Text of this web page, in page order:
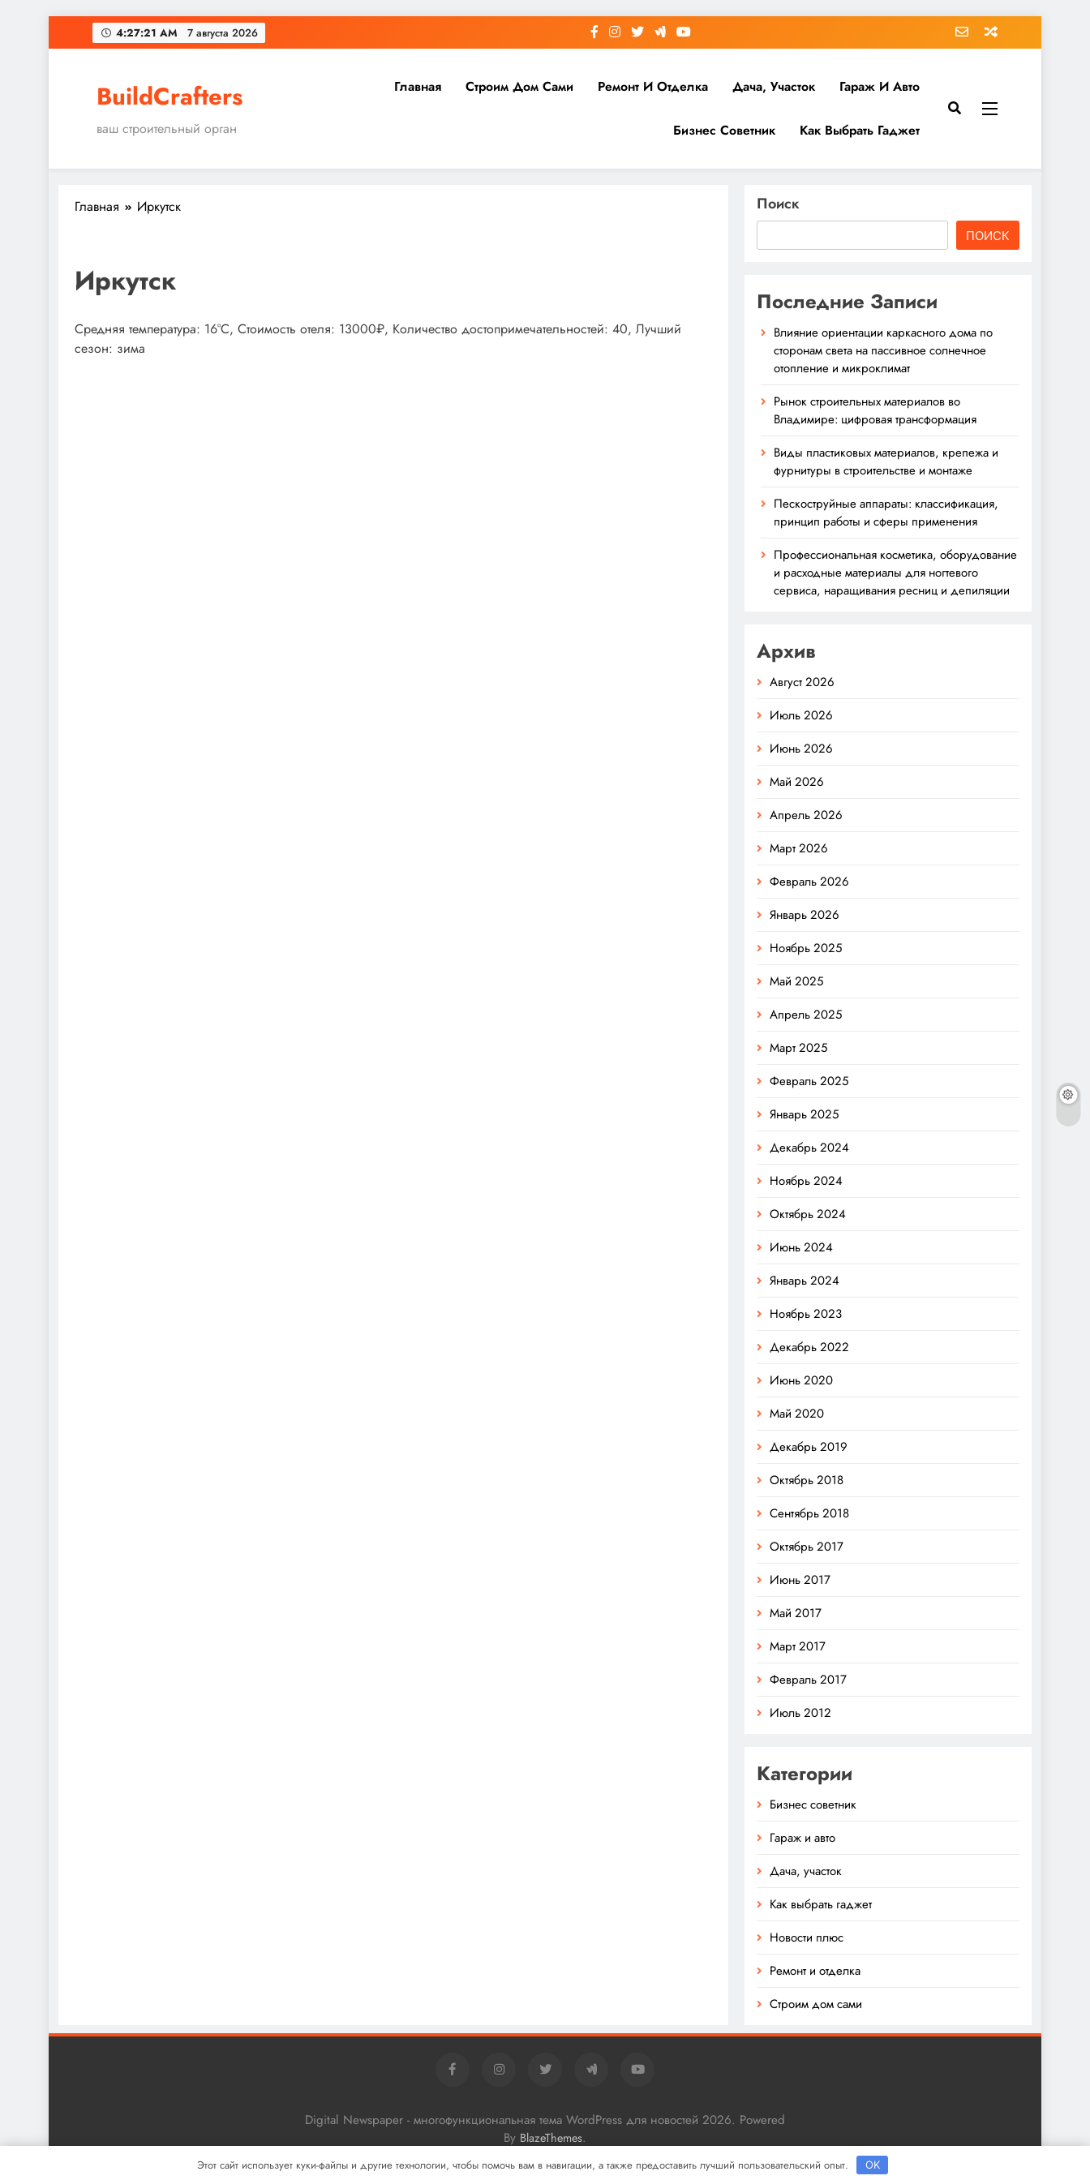
Перейти
к
4:27:22 AM 7 августа 2026
BuildCrafters
ваш строительный орган
Главная Строим Дом Сами Ремонт И Отделка Дача, Участок Гараж И Авто
Бизнес Советник Как Выбрать Гаджет
Главная Иркутск
Иркутск
Средняя температура: 16°C, Стоимость отеля: 13000₽, Количество достопримечательностей: 40, Лучший
сезон: зима
Поиск
ПОИСК
Последние Записи
Влияние ориентации каркасного дома по
сторонам света на пассивное солнечное
отопление и микроклимат
Рынок строительных материалов во
Владимире: цифровая трансформация
Виды пластиковых материалов, крепежа и
фурнитуры в строительстве и монтаже
Пескоструйные аппараты: классификация,
принцип работы и сферы применения
Профессиональная косметика, оборудование
и расходные материалы для ногтевого
сервиса, наращивания ресниц и депиляции
Архив
Август 2026
Июль 2026
Июнь 2026
Май 2026
Апрель 2026
Март 2026
Февраль 2026
Январь 2026
Ноябрь 2025
Май 2025
Апрель 2025
Март 2025
Февраль 2025
Январь 2025
Декабрь 2024
Ноябрь 2024
Октябрь 2024
Июнь 2024
Январь 2024
Ноябрь 2023
Декабрь 2022
Июнь 2020
Май 2020
Декабрь 2019
Октябрь 2018
Сентябрь 2018
Октябрь 2017
Июнь 2017
Май 2017
Март 2017
Февраль 2017
Июль 2012
Категории
Бизнес советник
Гараж и авто
Дача, участок
Как выбрать гаджет
Новости плюс
Ремонт и отделка
Строим дом сами
Digital Newspaper - многофункциональная тема WordPress для новостей 2026. Powered
By BlazeThemes.
Этот сайт использует куки-файлы и другие технологии, чтобы помочь вам в навигации, а также предоставить лучший пользовательский опыт. OK